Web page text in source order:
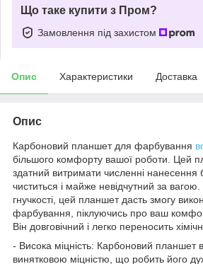
Що таке купити з Пром?
Замовлення під захистом
Опис Характеристики Доставка
Опис
Карбоновий планшет для фарбування
більшого комфорту вашої роботи. Цей
здатний витримати численні нанесення
чиститься і майже невідчутний за вагою.
гнучкості, цей планшет дасть змогу
фарбування, піклуючись про ваш
Він довговічний і легко переносить
- Висока міцність: Карбоновий планшет
винятковою міцністю, що робить його